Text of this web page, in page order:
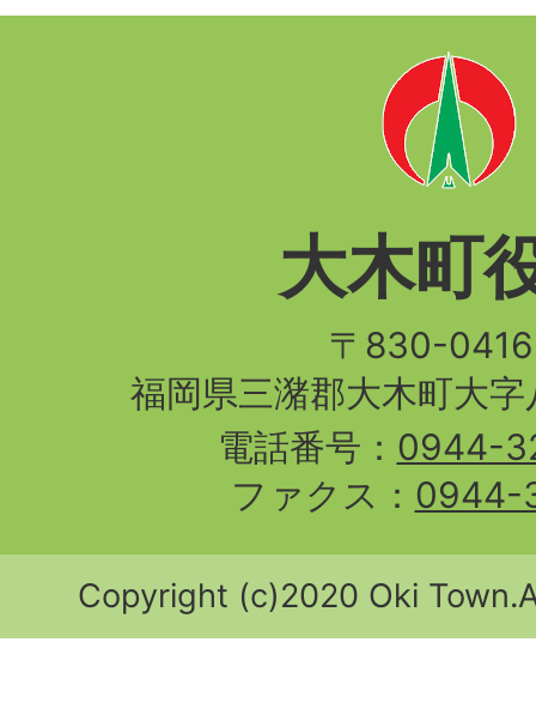
大木町
〒830-
福岡県三潴郡大木町大
電話番号： 0944-
ファクス： 0944-
Copyright (c)2020 Oki